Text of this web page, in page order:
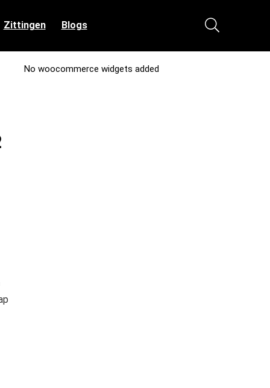
Zittingen Blogs
No woocommerce widgets added